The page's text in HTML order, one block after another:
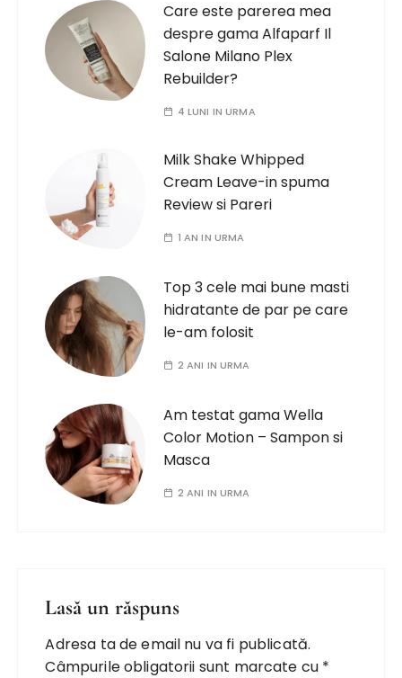
Care este parerea mea
despre gama Alfaparf Il
Salone Milano Plex
Rebuilder?
4 LUNI IN URMA
Milk Shake Whipped
Cream Leave-in spuma
Review si Pareri
1 AN IN URMA
Top 3 cele mai bune masti
hidratante de par pe care
le-am folosit
2 ANI IN URMA
Am testat gama Wella
Color Motion – Sampon si
Masca
2 ANI IN URMA
Lasă un răspuns
Adresa ta de email nu va fi publicată.
Câmpurile obligatorii sunt marcate cu *